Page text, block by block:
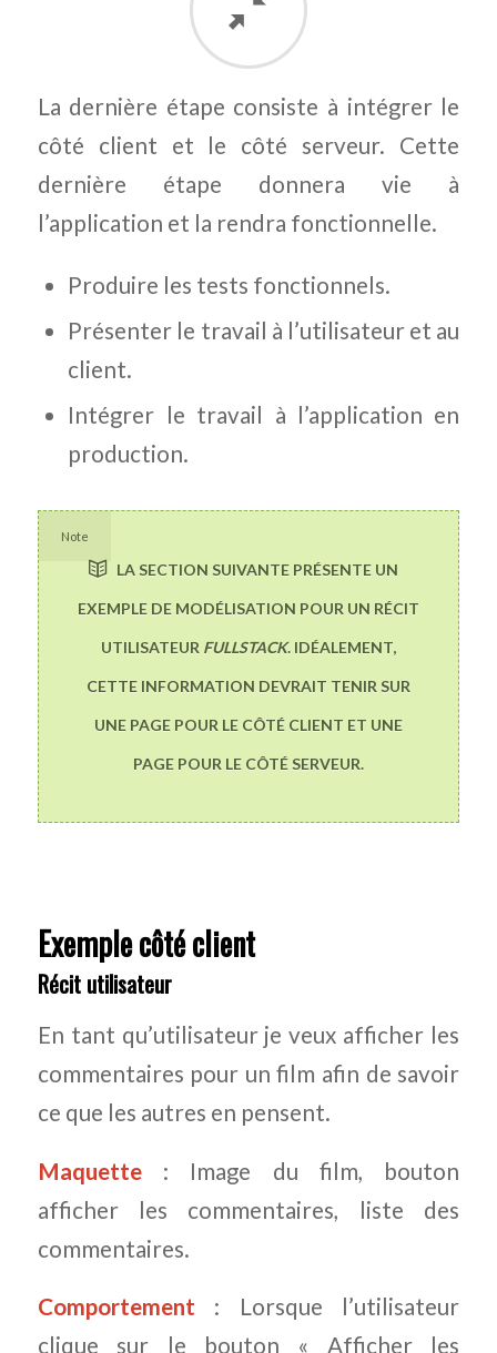
La dernière étape consiste à intégrer le
côté client et le côté serveur. Cette
dernière étape donnera vie à
l’application et la rendra fonctionnelle.
Produire les tests fonctionnels.
Présenter le travail à l’utilisateur et au
client.
Intégrer le travail à l’application en
production.
Note
LA SECTION SUIVANTE PRÉSENTE UN
EXEMPLE DE MODÉLISATION POUR UN RÉCIT
UTILISATEUR FULLSTACK. IDÉALEMENT,
CETTE INFORMATION DEVRAIT TENIR SUR
UNE PAGE POUR LE CÔTÉ CLIENT ET UNE
PAGE POUR LE CÔTÉ SERVEUR.
Exemple côté client
Récit utilisateur
En tant qu’utilisateur je veux afficher les
commentaires pour un film afin de savoir
ce que les autres en pensent.
Maquette: Image du film, bouton
afficher les commentaires, liste des
commentaires.
Comportement : Lorsque l’utilisateur
clique sur le bouton « Afficher les